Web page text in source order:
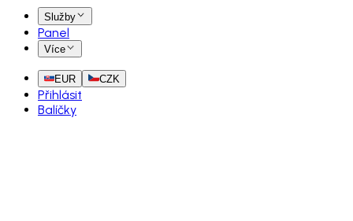
Služby
Panel
Více
EUR CZK
Přihlásit
Balíčky